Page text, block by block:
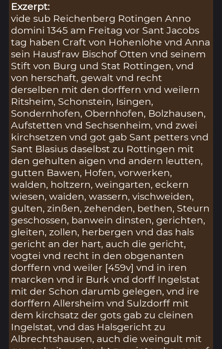
Exzerpt:
vide sub Reichenberg Rotingen Anno
domini 1345 am Freitag vor Sant Jacobs
tag haben Craft von Hohenlohe vnd Anna
sein Hausfraw Bischof Otten vnd seinem
Stift von Burg und Stat Rottingen, vnd
von herschaft, gewalt vnd recht
derselben mit den dorffern vnd weilern
Ritsheim, Schonstein, Isingen,
Sondernhofen, Obernhofen, Bolzhausen,
Aufstetten vnd Sechsenheim, vnd zwei
kirchsetzen vnd got gab Sant petters vnd
Sant Blasius daselbst zu Rottingen mit
den gehulten aigen vnd andern leutten,
gutten Bawen, Hofen, vorwerken,
walden, holtzern, weingarten, eckern
wiesen, waiden, wassern, vischweiden,
gulten, zinßen, zehenden, bethen, Steurn
geschossen, banwein dinsten, gerichten,
gleiten, zollen, herbergen vnd das hals
gericht an der hart, auch die gericht,
vogtei vnd recht in den obgenanten
dorffern vnd weiler [459v] vnd in iren
marcken vnd ir Burk vnd dorff Ingelstat
mit der Schon darumb gelegen, vnd ire
dorffern Allersheim vnd Sulzdorff mit
dem kirchsatz der gots gab zu cleinen
Ingelstat, vnd das Halsgericht zu
Albrechtshausen, auch die weingult mit